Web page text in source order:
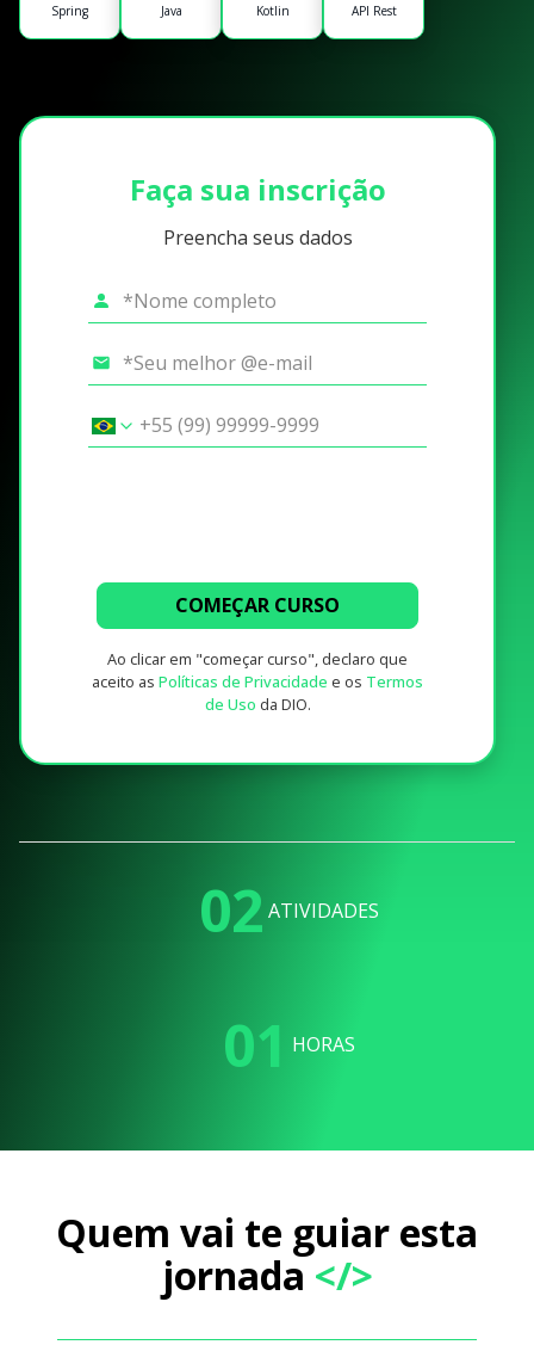
Spring Java Kotlin API Rest
Faça sua inscrição
Preencha seus dados
COMEÇAR CURSO
Ao clicar em "começar curso", declaro que
aceito as Políticas de Privacidade e os Termos
de Uso da DIO.
02 ATIVIDADES
01 HORAS
Quem vai te guiar esta
jornada </>